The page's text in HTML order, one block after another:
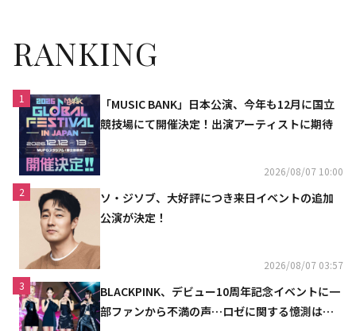
RANKING
1
「MUSIC BANK」日本公演、今年も12月に国立
競技場にて開催決定！出演アーティストに期待
2026/08/07 10:00
2
ソ・ジソブ、大好評につき来日イベントの追加
公演が決定！
2026/08/07 03:57
3
BLACKPINK、デビュー10周年記念イベントに一
部ファンから不満の声…ロゼに関する憶測は否